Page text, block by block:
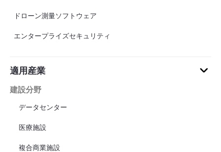
ドローン測量ソフトウェア
エンタープライズセキュリティ
適用産業
建設分野
データセンター
医療施設
複合商業施設